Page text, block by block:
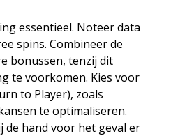
essentieel. Noteer data
spins. Combineer de
bonussen, tenzij dit
te voorkomen. Kies voor
to Player), zoals
te optimaliseren.
de hand voor het geval er